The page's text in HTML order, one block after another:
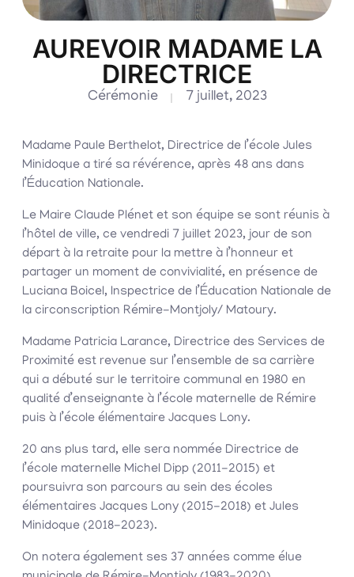
AUREVOIR MADAME LA
DIRECTRICE
Cérémonie 7 juillet, 2023
Madame Paule Berthelot, Directrice de l’école Jules
Minidoque a tiré sa révérence, après 48 ans dans
l’Éducation Nationale.
Le Maire Claude Plénet et son équipe se sont réunis à
l’hôtel de ville, ce vendredi 7 juillet 2023, jour de son
départ à la retraite pour la mettre à l’honneur et
partager un moment de convivialité, en présence de
Luciana Boicel, Inspectrice de l’Éducation Nationale de
la circonscription Rémire-Montjoly/ Matoury.
Madame Patricia Larance, Directrice des Services de
Proximité est revenue sur l’ensemble de sa carrière
qui a débuté sur le territoire communal en 1980 en
qualité d’enseignante à l’école maternelle de Rémire
puis à l’école élémentaire Jacques Lony.
20 ans plus tard, elle sera nommée Directrice de
l’école maternelle Michel Dipp (2011-2015) et
poursuivra son parcours au sein des écoles
élémentaires Jacques Lony (2015-2018) et Jules
Minidoque (2018-2023).
On notera également ses 37 années comme élue